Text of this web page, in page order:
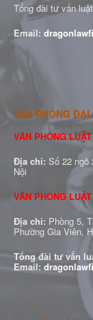
Tổng đài tư vấn
Email:
VĂN PHÒNG ĐẠI
VĂN PHÒNG
Địa chỉ: Số 22 ngõ
Nội
VĂN PHÒNG
Địa chỉ: Phòng 5,
Phường Gia Viên,
Tổng đài tư vấn
Email: